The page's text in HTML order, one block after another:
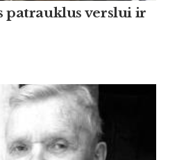
patrauklus verslui ir